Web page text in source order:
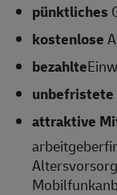
pünktliches
kostenlose
bezahlte
unbefristete
attraktive